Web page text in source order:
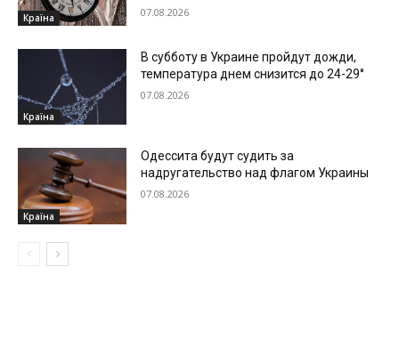
Країна 07.08.2026
Країна
В субботу в Украине пройдут дожди,
температура днем снизится до 24-29°
07.08.2026
Країна
Одессита будут судить за
надругательство над флагом Украины
07.08.2026